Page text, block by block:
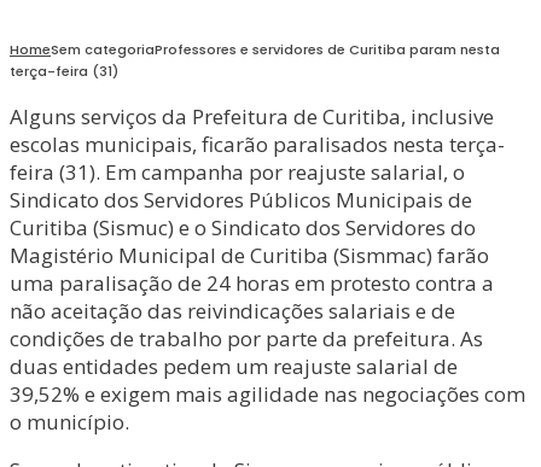
HomeSem categoriaProfessores e servidores de Curitiba param nesta
terça-feira (31)
Alguns serviços da Prefeitura de Curitiba, inclusive
escolas municipais, ficarão paralisados nesta terça-
feira (31). Em campanha por reajuste salarial, o
Sindicato dos Servidores Públicos Municipais de
Curitiba (Sismuc) e o Sindicato dos Servidores do
Magistério Municipal de Curitiba (Sismmac) farão
uma paralisação de 24 horas em protesto contra a
não aceitação das reivindicações salariais e de
condições de trabalho por parte da prefeitura. As
duas entidades pedem um reajuste salarial de
39,52% e exigem mais agilidade nas negociações com
o município.